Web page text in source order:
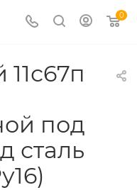
0
под
сталь